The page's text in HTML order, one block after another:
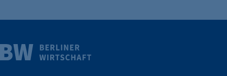
Wirtschaft.
Weitere Infos